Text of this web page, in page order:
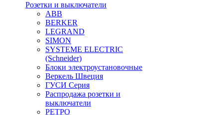
Розетки и выключатели
ABB
BERKER
LEGRAND
SIMON
SYSTEME ELECTRIC
(Schneider)
Блоки электроустановочные
Веркель Швеция
ГУСИ Серия
Распродажа розетки и
выключатели
РЕТРО